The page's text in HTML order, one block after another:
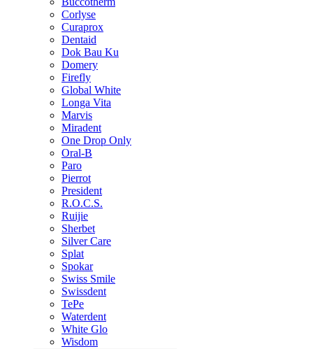
Corlyse
Curaprox
Dentaid
Dok Bau Ku
Domery
Firefly
Global White
Longa Vita
Marvis
Miradent
One Drop Only
Oral-B
Paro
Pierrot
President
R.O.C.S.
Ruijie
Sherbet
Silver Care
Splat
Spokar
Swiss Smile
Swissdent
TePe
Waterdent
White Glo
Wisdom